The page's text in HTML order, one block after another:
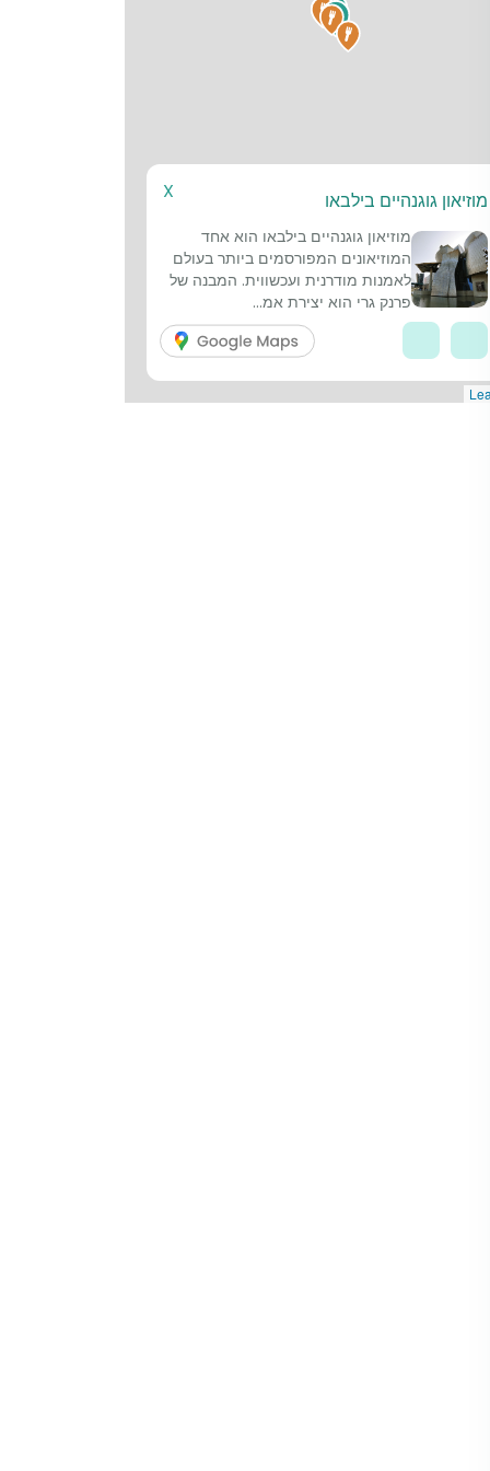
1
4
7
X מוזיאון גוגנהיים בילבאו
מוזיאון גוגנהיים בילבאו הוא אחד
המוזיאונים המפורסמים ביותר בעולם
לאמנות מודרנית ועכשווית. המבנה של
פרנק גרי הוא יצירת אמ...